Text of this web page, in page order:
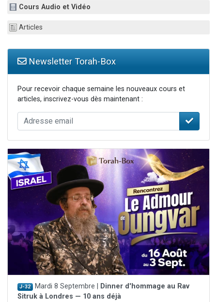
Il reste 49 places pour étudier en groupe sur Zoom
Cours Audio et Vidéo
Articles
Newsletter Torah-Box
Pour recevoir chaque semaine les nouveaux cours et
articles, inscrivez-vous dès maintenant :
J-32 Mardi 8 Septembre |
Dinner d'hommage au Rav
Sitruk à Londres — 10 ans déjà